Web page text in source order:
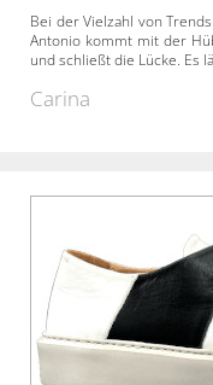
Bei der Vielzahl von
Antonio kommt mit der
und schließt die Lücke. Es
Carina